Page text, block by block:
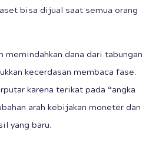
bisa dijual saat semua orang
dana dari tabungan
kecerdasan membaca fase.
karena terikat pada “angka
arah kebijakan moneter dan
yang baru.